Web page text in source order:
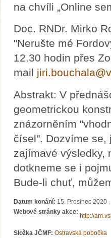
na chvíli „Online
Doc. RNDr. Mirko
"Nerušte mé
12.30 hodin přes
mail
Abstrakt: V
geometrickou
znázorněním
čísel". Dozvíme se,
zajímavé výsledky,
dotkneme se i
Bude-li chuť,
Datum konání: 15. Prosinec 2020
Webové stránky akce:
http://
Složka JČMF: Ostravská pobočka